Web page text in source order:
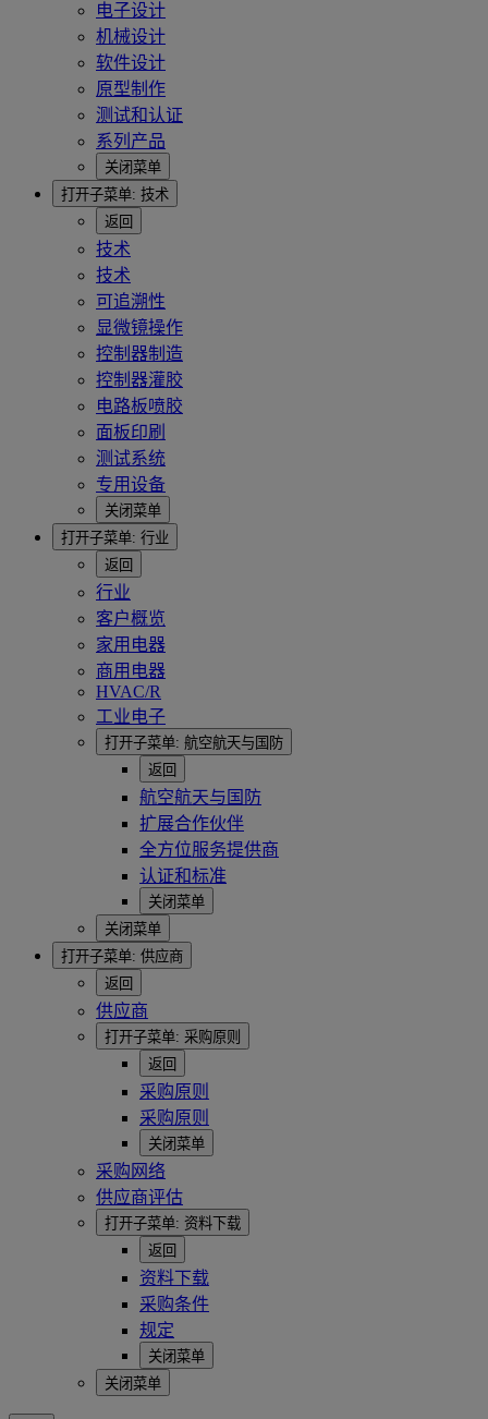
电子设计
机械设计
软件设计
原型制作
测试和认证
系列产品
关闭菜单
打开子菜单: 技术
返回
技术
技术
可追溯性
显微镜操作
控制器制造
控制器灌胶
电路板喷胶
面板印刷
测试系统
专用设备
关闭菜单
打开子菜单: 行业
返回
行业
客户概览
家用电器
商用电器
HVAC/R
工业电子
打开子菜单: 航空航天与国防
返回
航空航天与国防
扩展合作伙伴
全方位服务提供商
认证和标准
关闭菜单
关闭菜单
打开子菜单: 供应商
返回
供应商
打开子菜单: 采购原则
返回
采购原则
采购原则
关闭菜单
采购网络
供应商评估
打开子菜单: 资料下载
返回
资料下载
采购条件
规定
关闭菜单
关闭菜单